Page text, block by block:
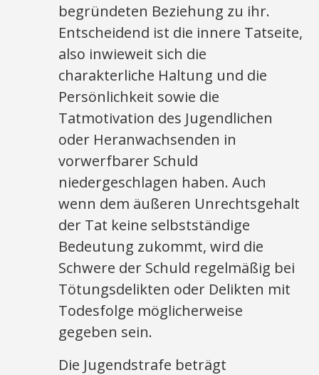
begründeten Beziehung zu ihr.
Entscheidend ist die innere Tatseite,
also inwieweit sich die
charakterliche Haltung und die
Persönlichkeit sowie die
Tatmotivation des Jugendlichen
oder Heranwachsenden in
vorwerfbarer Schuld
niedergeschlagen haben. Auch
wenn dem äußeren Unrechtsgehalt
der Tat keine selbstständige
Bedeutung zukommt, wird die
Schwere der Schuld regelmäßig bei
Tötungsdelikten oder Delikten mit
Todesfolge möglicherweise
gegeben sein.
Die Jugendstrafe beträgt